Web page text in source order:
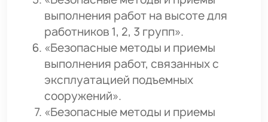
выполнения работ на высоте для
работников 1, 2, 3 групп».
«Безопасные методы и приемы
выполнения работ, связанных с
эксплуатацией подъемных
сооружений».
«Безопасные методы и приемы